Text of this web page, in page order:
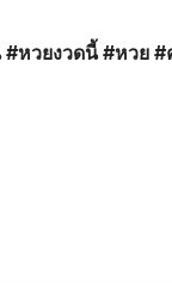
หวยงวดนี้ #หวย